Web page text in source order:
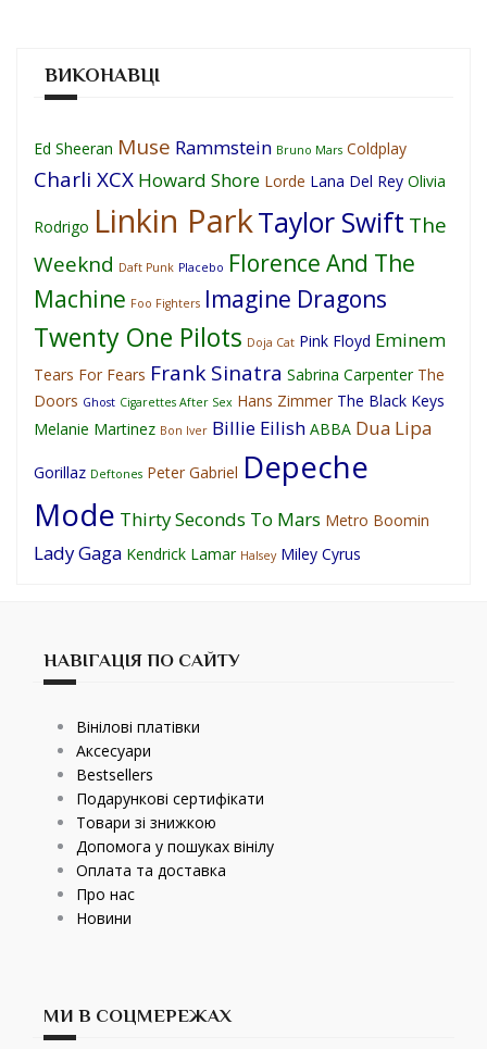
ВИКОНАВЦІ
Ed Sheeran Muse Rammstein Bruno Mars Coldplay
Charli XCX Howard Shore Lorde Lana Del Rey Olivia
Rodrigo Linkin ParkTaylor Swift The
Weeknd Daft Punk Placebo Florence And The
Machine Foo Fighters Imagine Dragons
Twenty One Pilots Doja Cat Pink Floyd Eminem
Tears For Fears Frank Sinatra Sabrina Carpenter The
Doors Ghost Cigarettes After Sex Hans Zimmer The Black Keys
Melanie Martinez Bon Iver Billie Eilish ABBA Dua Lipa
Gorillaz Deftones Peter Gabriel Depeche
Mode Thirty Seconds To Mars Metro Boomin
Lady Gaga Kendrick Lamar Halsey Miley Cyrus
НАВІГАЦІЯ ПО САЙТУ
Вінілові платівки
Аксесуари
Bestsellers
Подарункові сертифікати
Товари зі знижкою
Допомога у пошуках вінілу
Оплата та доставка
Про нас
Новини
МИ В СОЦМЕРЕЖАХ